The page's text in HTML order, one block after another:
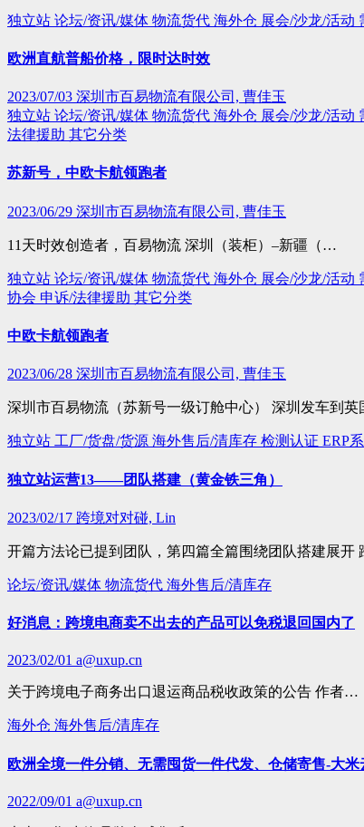
独立站 论坛/资讯/媒体 物流货代 海外仓 展会/沙龙/活动
欧洲直航普船价格，限时达时效
2023/07/03 深圳市百易物流有限公司, 曹佳玉
独立站 论坛/资讯/媒体 物流货代 海外仓 展会/沙龙/活动
法律援助 其它分类
苏新号，中欧卡航领跑者
2023/06/29 深圳市百易物流有限公司, 曹佳玉
11天时效创造者，百易物流 深圳（装柜）–新疆（…
独立站 论坛/资讯/媒体 物流货代 海外仓 展会/沙龙/活动
协会 申诉/法律援助 其它分类
中欧卡航领跑者
2023/06/28 深圳市百易物流有限公司, 曹佳玉
深圳市百易物流（苏新号一级订舱中心） 深圳发车到
独立站 工厂/货盘/货源 海外售后/清库存 检测认证 ERP
独立站运营13——团队搭建（黄金铁三角）
2023/02/17 跨境对对碰, Lin
开篇方法论已提到团队，第四篇全篇围绕团队搭建展开
论坛/资讯/媒体 物流货代 海外售后/清库存
好消息：跨境电商卖不出去的产品可以免税退回国内了
2023/02/01 a@uxup.cn
关于跨‮电境‬子商务出口‮运退‬商品税收政策‮公的‬告 作者…
海外仓 海外售后/清库存
欧洲全境一件分销、无需囤货一件代发、仓储寄售-大米
2022/09/01 a@uxup.cn